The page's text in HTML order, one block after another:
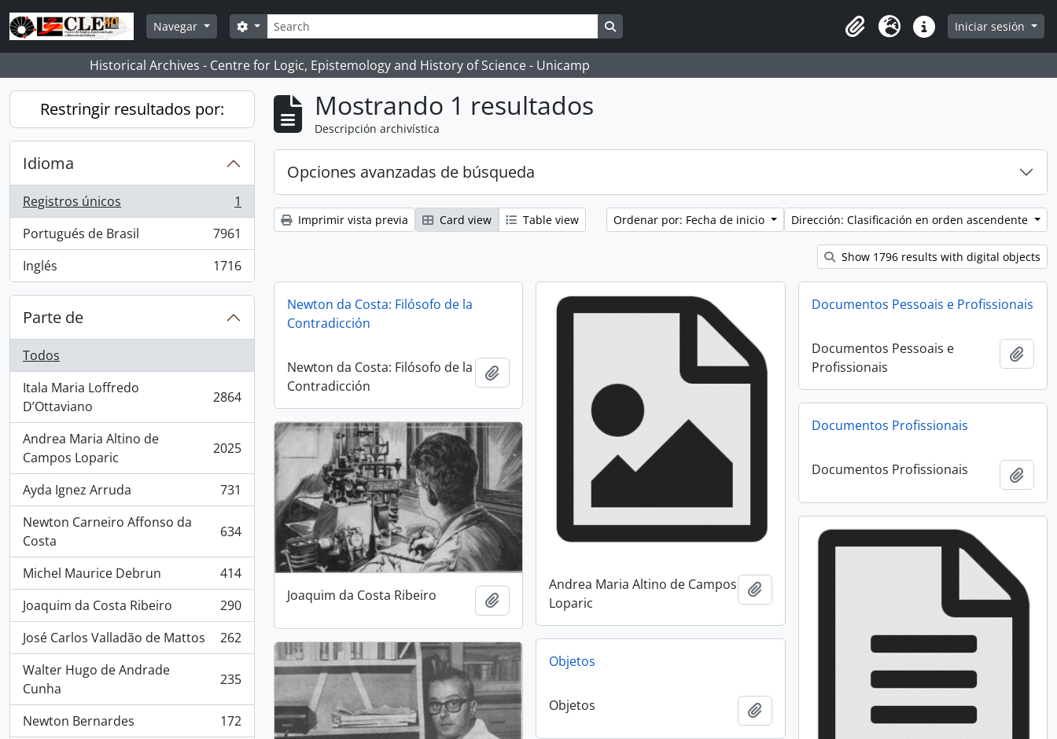
Skip to main content
Navegar
Búsqueda
Search options
Clipboard
Idioma Enlaces rápidos
Iniciar sesión
Historical Archives - Centre for Logic, Epistemology and History of Science - Unicamp
Restringir resultados por:
Idioma
Registros únicos
, 1 resultados
1
Portugués de Brasil
, 7961 resultados
7961
Inglés
, 1716 resultados 1716
Parte de
Todos
Itala Maria Loffredo
D’Ottaviano
, 2864 resultados 2864
Andrea Maria Altino de
Campos Loparic
, 2025 resultados 2025
Ayda Ignez Arruda
, 731 resultados
731
Newton Carneiro Affonso da
Costa
, 634 resultados 634
Michel Maurice Debrun
, 414 resultados
414
Joaquim da Costa Ribeiro
, 290 resultados
290
José Carlos Valladão de Mattos
, 262 resultados
262
Walter Hugo de Andrade
Cunha
, 235 resultados 235
Newton Bernardes
, 172 resultados
172
Mostrando 1 resultados
Descripción archivística
Opciones avanzadas de búsqueda
Imprimir vista previa Card view Table view Ordenar por: Fecha de inicio Dirección: Clasificación en orden ascendente
Show 1796 results with digital objects
Newton da Costa: Filósofo de la
Contradicción
Newton da Costa: Filósofo de la
Contradicción
Andrea Maria Altino de Campos
Loparic
Añadir al portapapeles
Documentos Pessoais e Profissionais
Documentos Pessoais e
Profissionais
Documentos Profissionais
Documentos Profissionais
Joaquim da Costa Ribeiro Añadir al portapapeles
Objetos
Objetos Añadir al portapapeles